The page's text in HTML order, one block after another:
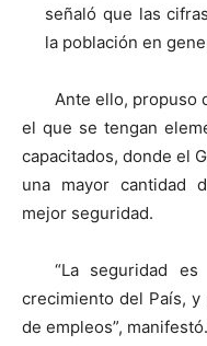
señaló que las
la población en
Ante ello, propuso
el que se tengan
capacitados, donde el
una mayor cantidad
mejor seguridad.
“La seguridad
crecimiento del País,
de empleos”, manifestó.